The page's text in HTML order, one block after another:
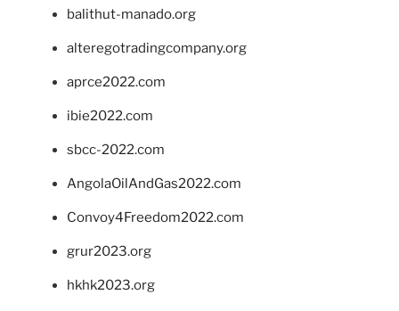
balithut-manado.org
alteregotradingcompany.org
aprce2022.com
ibie2022.com
sbcc-2022.com
AngolaOilAndGas2022.com
Convoy4Freedom2022.com
grur2023.org
hkhk2023.org